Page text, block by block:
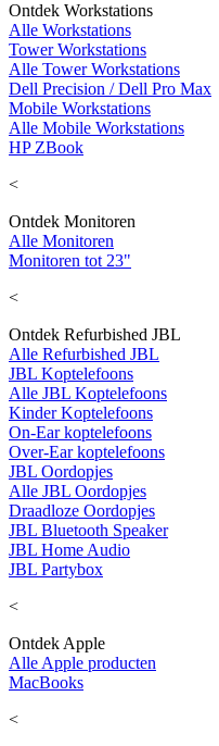
Ontdek Workstations
Alle Workstations
Tower Workstations
Alle Tower Workstations
Dell Precision / Dell Pro Max
Mobile Workstations
Alle Mobile Workstations
HP ZBook
<
Ontdek Monitoren
Alle Monitoren
Monitoren tot 23"
<
Ontdek Refurbished JBL
Alle Refurbished JBL
JBL Koptelefoons
Alle JBL Koptelefoons
Kinder Koptelefoons
On-Ear koptelefoons
Over-Ear koptelefoons
JBL Oordopjes
Alle JBL Oordopjes
Draadloze Oordopjes
JBL Bluetooth Speaker
JBL Home Audio
JBL Partybox
<
Ontdek Apple
Alle Apple producten
MacBooks
<